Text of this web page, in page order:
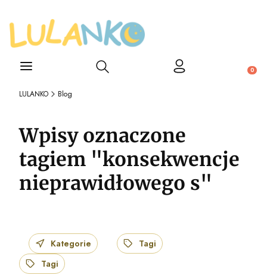
Otwórz wyszukiwarkę
LULANKO Blog
Wpisy oznaczone
tagiem "konsekwencje
nieprawidłowego s"
Kategorie
Tagi
Tagi